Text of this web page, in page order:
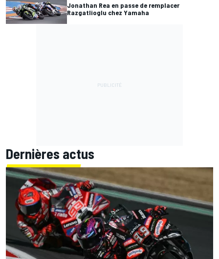
Jonathan Rea en passe de remplacer
Razgatlioglu chez Yamaha
Dernières actus